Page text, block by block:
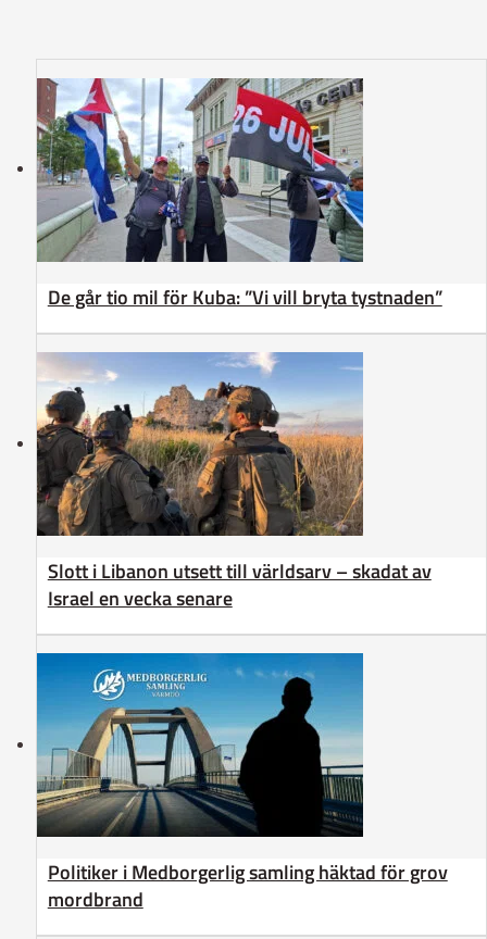
De går tio mil för Kuba: ”Vi vill bryta tystnaden”
Slott i Libanon utsett till världsarv – skadat av
Israel en vecka senare
Politiker i Medborgerlig samling häktad för grov
mordbrand